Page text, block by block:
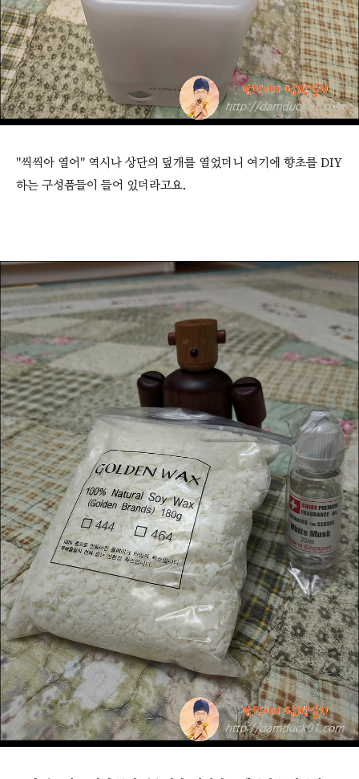
"씩씩아 열어" 역시나 상단의 덮개를 열었더니 여기에 향초를 DIY
하는 구성품들이 들어 있더라고요.